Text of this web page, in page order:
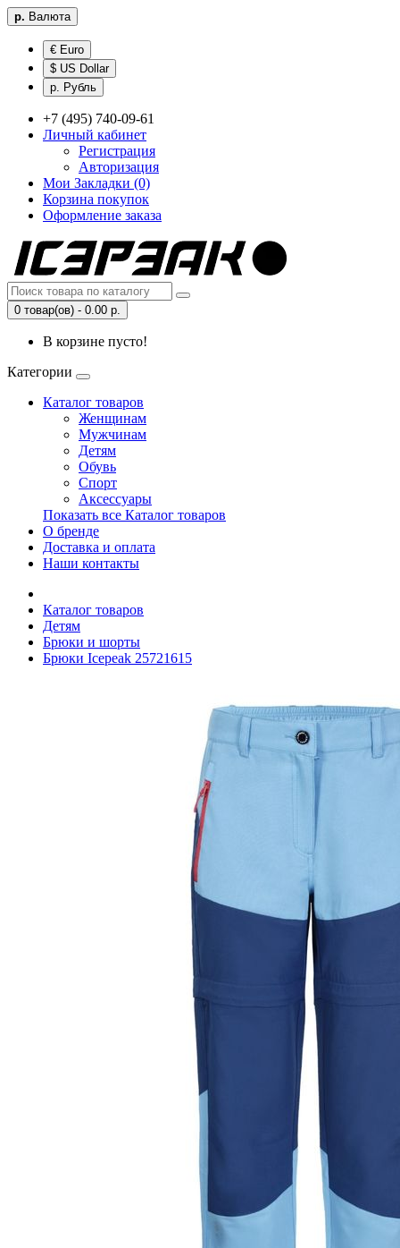
р. Валюта
€ Euro
$ US Dollar
р. Рубль
+7 (495) 740-09-61
Личный кабинет
Регистрация
Авторизация
Мои Закладки (0)
Корзина покупок
Оформление заказа
0 товар(ов) - 0.00 р.
В корзине пусто!
Категории
Каталог товаров
Женщинам
Мужчинам
Детям
Обувь
Спорт
Аксессуары
Показать все Каталог товаров
О бренде
Доставка и оплата
Наши контакты
Каталог товаров
Детям
Брюки и шорты
Брюки Icepeak 25721615